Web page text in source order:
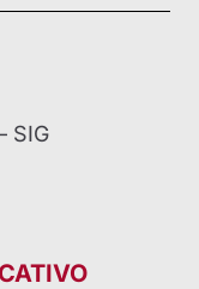
SIG